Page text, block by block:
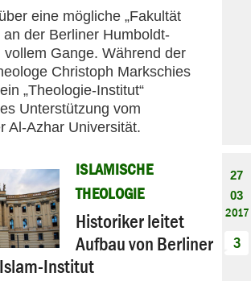
eine mögliche „Fakultät
an der Berliner Humboldt-
vollem Gange. Während der
Christoph Markschies
„Theologie-Institut“
Unterstützung vom
Al-Azhar Universität.
ISLAMISCHE
THEOLOGIE
Historiker leitet
Aufbau von Berliner
Islam-Institut
27
03
2017
3